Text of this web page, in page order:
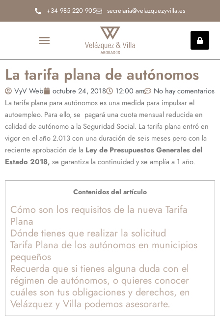
+34 985 220 905 secretaria@velazquezyvilla.es
La tarifa plana de autónomos
VyV Web octubre 24, 2018 12:00 am
No hay comentarios
La tarifa plana para autónomos es una medida para impulsar el
autoempleo. Para ello, se pagará una cuota mensual reducida en
calidad de autónomo a la Seguridad Social. La tarifa plana entró en
vigor en el año 2.013 con una duración de seis meses pero con la
reciente aprobación de la Ley de Presupuestos Generales del
Estado 2018, se garantiza la continuidad y se amplía a 1 año.
Contenidos del artículo
Cómo son los requisitos de la nueva Tarifa
Plana
Dónde tienes que realizar la solicitud
Tarifa Plana de los autónomos en municipios
pequeños
Recuerda que si tienes alguna duda con el
régimen de autónomos, o quieres conocer
cuáles son tus obligaciones y derechos, en
Velázquez y Villa podemos asesorarte.